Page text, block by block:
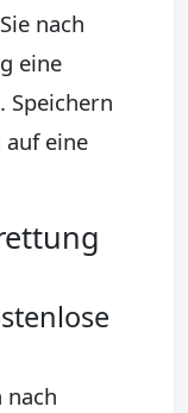
nach
eine
Speichern
auf eine
nach